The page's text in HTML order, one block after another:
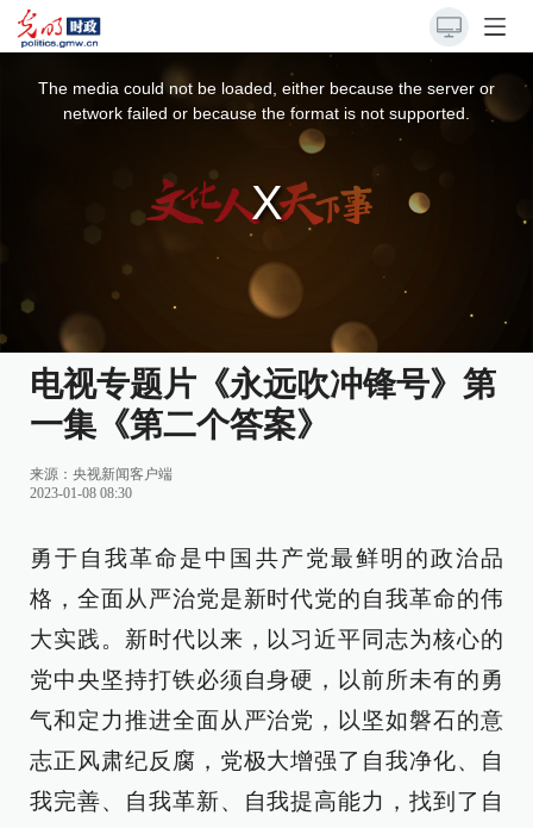
The media could not be loaded, either because the server or
network failed or because the format is not supported.
电视专题片《永远吹冲锋号》第
一集《第二个答案》
来源： 央视新闻客户端
2023-01-08 08:30
勇于自我革命是中国共产党最鲜明的政治品
格，全面从严治党是新时代党的自我革命的伟
大实践。新时代以来，以习近平同志为核心的
党中央坚持打铁必须自身硬，以前所未有的勇
气和定力推进全面从严治党，以坚如磐石的意
志正风肃纪反腐，党极大增强了自我净化、自
我完善、自我革新、自我提高能力，找到了自